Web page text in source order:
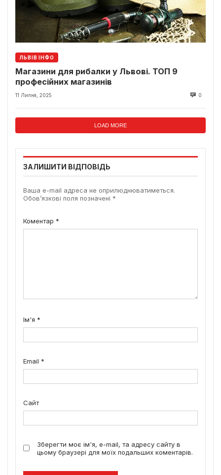
ЛЬВІВ ІНФО
Магазини для рибалки у Львові. ТОП 9
професійних магазинів
11 Липня, 2025 0
LOAD MORE
ЗАЛИШИТИ ВІДПОВІДЬ
Ваша e-mail адреса не оприлюднюватиметься.
Обов’язкові поля позначені *
Коментар *
Ім'я *
Email *
Сайт
Зберегти моє ім'я, e-mail, та адресу сайту в
цьому браузері для моїх подальших коментарів.